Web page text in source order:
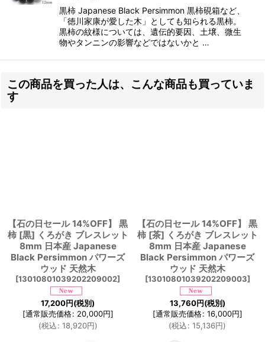
黒柿 Japanese Black Persimmon 黒柿硯箱など、
「徳川家康が愛した木」としても知られる黒柿。
黒柿の紋様については、遺伝的要因、土壌、微生
物やタンニンの影響などではないかと …
この商品を買った人は、こんな商品も買っていま
す
【石の日セール 14%OFF】 黒
柿 [黒] くろがき ブレスレット
8mm 日本産 Japanese
Black Persimmon パワーズ
ウッド 天然木
[13010801039202209002]
17,200円(税別)
[通常販売価格: 20,000円]
(税込: 18,920円)
【石の日セール 14%OFF】 黒
柿 [茶] くろがき ブレスレット
8mm 日本産 Japanese
Black Persimmon パワーズ
ウッド 天然木
[13010801039202209003]
13,760円(税別)
[通常販売価格: 16,000円]
(税込: 15,136円)